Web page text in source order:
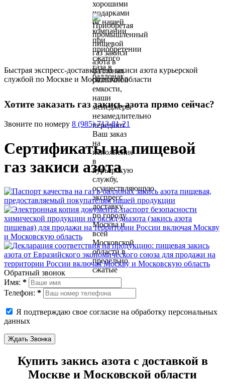
Быстрая экспресс-доставка газа закиси азота курьерской
службой по Москве и Московской области
Хотите заказать газ закись азота прямо сейчас?
Звоните по номеру 8 (985) 713-81-21
Сертификаты на пищевой
газ закиси азота
Обратный звонок
Имя: *
Телефон: *
Я подтверждаю свое согласие на обработку персональных
данных
Ждать Звонка
Купить закись азота с доставкой в
Москве и Московской области